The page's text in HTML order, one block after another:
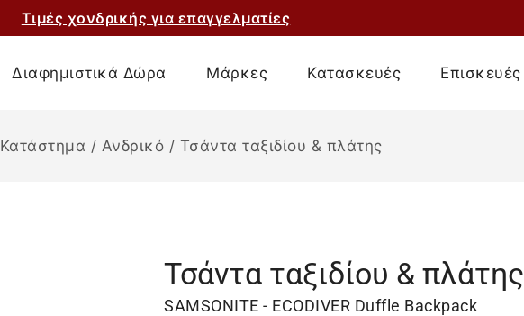
Τιμές χονδρικής για επαγγελματίες
Διαφημιστικά Δώρα Μάρκες Κατασκευές Επισκευές
Κατάστημα / Ανδρικό / Τσάντα ταξιδίου & πλάτης
Τσάντα ταξιδίου & πλάτης
SAMSONITE - ECODIVER Duffle Backpack